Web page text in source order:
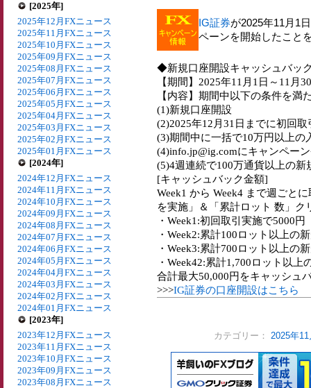
[2025年]
2025年12月FXニュース
2025年11月FXニュース
2025年10月FXニュース
2025年09月FXニュース
2025年08月FXニュース
2025年07月FXニュース
2025年06月FXニュース
2025年05月FXニュース
2025年04月FXニュース
2025年03月FXニュース
2025年02月FXニュース
2025年01月FXニュース
[2024年]
2024年12月FXニュース
2024年11月FXニュース
2024年10月FXニュース
2024年09月FXニュース
2024年08月FXニュース
2024年07月FXニュース
2024年06月FXニュース
2024年05月FXニュース
2024年04月FXニュース
2024年03月FXニュース
2024年02月FXニュース
2024年01月FXニュース
[2023年]
2023年12月FXニュース
2023年11月FXニュース
2023年10月FXニュース
2023年09月FXニュース
2023年08月FXニュース
IG証券が2025年11月1
ペーンを開始したこと
◆新規口座開設キャッシュバッ
【期間】2025年11月1日～11月
【内容】期間中以下の条件を
(1)新規口座開設
(2)2025年12月31日までに初回取
(3)期間中に一括で10万円以上の
(4)info.jp@ig.comにキャンペー
(5)4週連続で100万通貨以上の新
[キャッシュバック金額]
Week1 から Week4 まで週ごと
を実施」＆「累計ロット 数」
・Week1:初回取引実施で5000円
・Week2:累計100ロット以上の
・Week3:累計700ロット以上の
・Week42:累計1,700ロット以上
合計最大50,000円をキャッシュ
>>>IG証券の口座開設はこちら
カテゴリー： 2025年